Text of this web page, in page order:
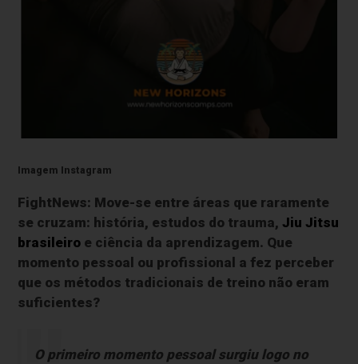
Imagem Instagram
FightNews: Move-se entre áreas que raramente
se cruzam: história, estudos do trauma, Jiu Jitsu
brasileiro e ciência da aprendizagem. Que
momento pessoal ou profissional a fez perceber
que os métodos tradicionais de treino não eram
suficientes?
O primeiro momento pessoal surgiu logo no